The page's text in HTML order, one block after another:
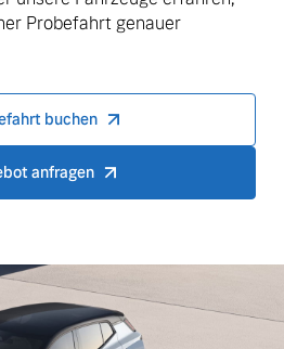
Probefahrt genauer
buchen
anfragen